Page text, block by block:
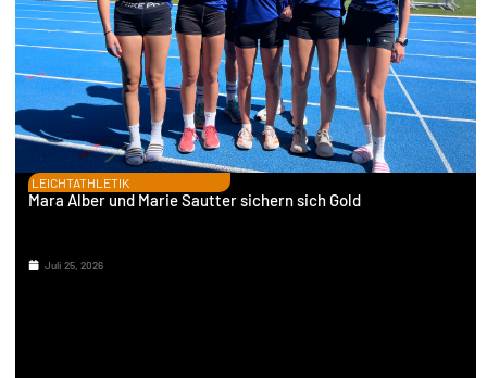
LEICHTATHLETIK
Mara Alber und Marie Sautter sichern sich Gold
Juli 25, 2026